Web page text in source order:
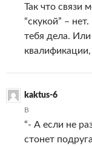
Так что связи
“скукой” –
тебя дела.
kaktus-6
В
“- А если не
стонет